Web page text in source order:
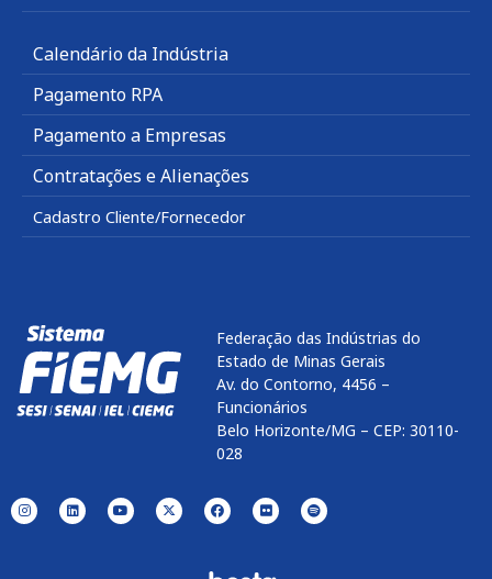
Calendário da Indústria
Pagamento RPA
Pagamento a Empresas
Contratações e Alienações
Cadastro Cliente/Fornecedor
Federação das Indústrias do
Estado de Minas Gerais
Av. do Contorno, 4456 –
Funcionários
Belo Horizonte/MG – CEP: 30110-
028